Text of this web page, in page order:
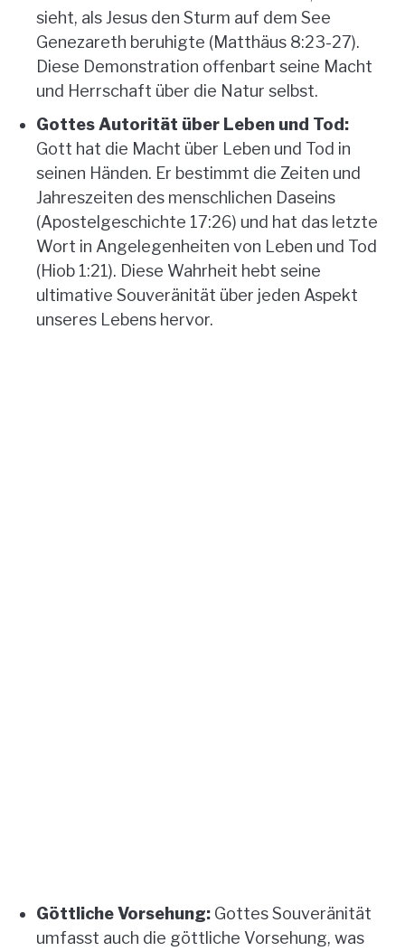
sieht, als Jesus den Sturm auf dem See
Genezareth beruhigte (Matthäus 8:23-27).
Diese Demonstration offenbart seine Macht
und Herrschaft über die Natur selbst.
Gottes Autorität über Leben und Tod:
Gott hat die Macht über Leben und Tod in
seinen Händen. Er bestimmt die Zeiten und
Jahreszeiten des menschlichen Daseins
(Apostelgeschichte 17:26) und hat das letzte
Wort in Angelegenheiten von Leben und Tod
(Hiob 1:21). Diese Wahrheit hebt seine
ultimative Souveränität über jeden Aspekt
unseres Lebens hervor.
Göttliche Vorsehung: Gottes Souveränität
umfasst auch die göttliche Vorsehung, was